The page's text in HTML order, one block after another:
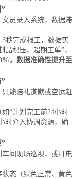
员录入系统，数据滞
秒完成报工，数据实
品积压、超期工单”，
，数据准确性提升至
能赔礼道歉或空运赶
“计划完工前24小时
时介入协调资源，确
间现场巡视，或打电
态（绿色正常、黄色